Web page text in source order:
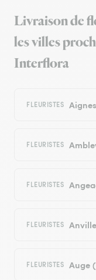
Livraison de
les villes
Interflora
FLEURISTES
FLEURISTES
FLEURISTES
FLEURISTES Anville
FLEURISTES Auge